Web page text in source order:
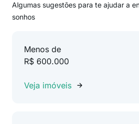
Algumas sugestões para te ajudar a
sonhos
Menos de
R$ 600.000
Veja imóveis